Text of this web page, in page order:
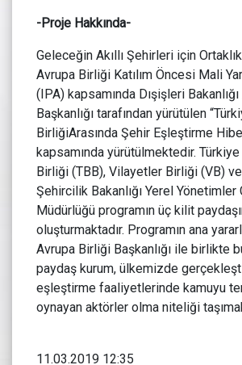
-Proje Hakkında-
Geleceğin Akıllı Şehirleri için
Avrupa Birliği Katılım Öncesi Mali
(IPA) kapsamında Dışişleri
Başkanlığı tarafından yürütülen
BirliğiArasında Şehir Eşleştirme
kapsamında yürütülmektedir.
Birliği (TBB), Vilayetler Birliği (VB)
Şehircilik Bakanlığı Yerel Yönetimler
Müdürlüğü programın üç kilit
oluşturmaktadır. Programın ana
Avrupa Birliği Başkanlığı ile birlikte
paydaş kurum, ülkemizde
eşleştirme faaliyetlerinde kamuyu
oynayan aktörler olma niteliği
11.03.2019 12:35